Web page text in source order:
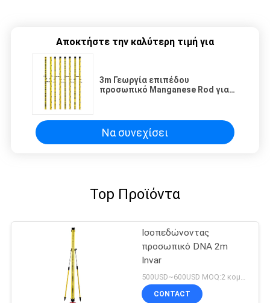
Αποκτήστε την καλύτερη τιμή για
3m Γεωργία επιπέδου
προσωπικό Manganese Rod για
Να συνεχίσει
Top Προϊόντα
Ισοπεδώνοντας
προσωπικό DNA 2m
Invar
CONTACT